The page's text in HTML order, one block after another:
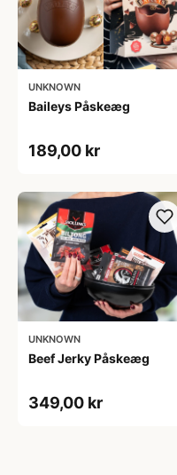
UNKNOWN
Baileys Påskeæg
189,00 kr
UNKNOWN
Beef Jerky Påskeæg
349,00 kr